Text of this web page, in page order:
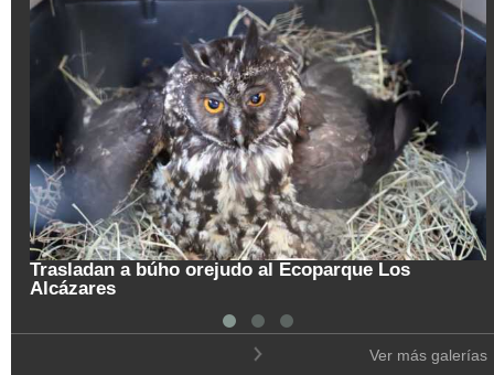
Trasladan a búho orejudo al Ecoparque Los
Alcázares
Ver más galerías